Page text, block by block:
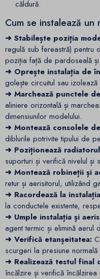
căldură.
Cum se instalează un
➜ Stabilește poziția
regulă sub fereastră) pentru
poziția față de pardoseală
➜ Oprește instalația de
golește circuitul sau
➜ Marchează punctele
aliniere orizontală și
dimensiunilor modelului.
➜ Montează consolele
diblurile potrivite tipului de
➜ Poziționează
suporturi și verifică nivelul și
➜ Montează robineții și
retur și aerisitorul, utilizând
➜ Racordează la
la conductele existente,
➜ Umple instalația și
agent termic și elimină aerul
➜ Verifică etanșeitatea:
scurgeri la presiune
➜ Realizează testul final
încălzire și verifică încălzirea